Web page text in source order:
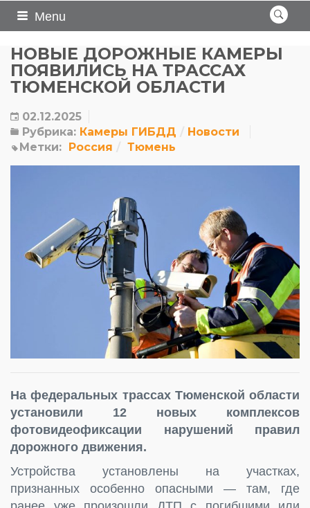
Menu
НОВЫЕ ДОРОЖНЫЕ КАМЕРЫ
ПОЯВИЛИСЬ НА ТРАССАХ
ТЮМЕНСКОЙ ОБЛАСТИ
02.12.2025
Рубрика: Камеры ГИБДД
Новости
Метки: Россия Тюмень
На федеральных трассах Тюменской области
установили 12 новых комплексов
фотовидеофиксации нарушений правил
дорожного движения.
Устройства установлены на участках,
признанных особенно опасными — там, где